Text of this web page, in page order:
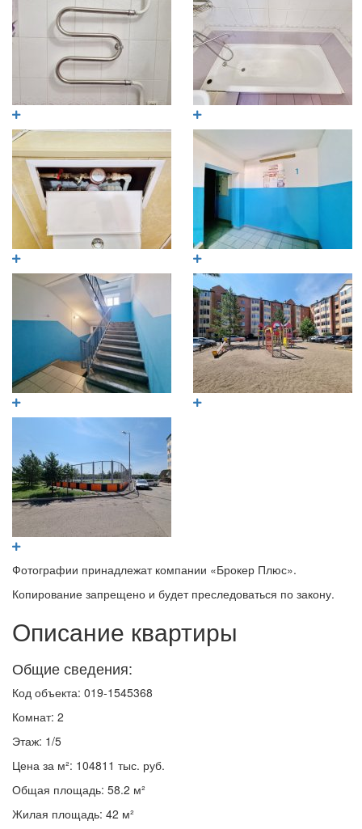
Фотографии принадлежат компании «Брокер Плюс».
Копирование запрещено и будет преследоваться по закону.
Описание квартиры
Общие сведения:
Код объекта: 019-1545368
Комнат: 2
Этаж: 1/5
Цена за м²: 104811 тыс. руб.
Общая площадь: 58.2 м²
Жилая площадь: 42 м²